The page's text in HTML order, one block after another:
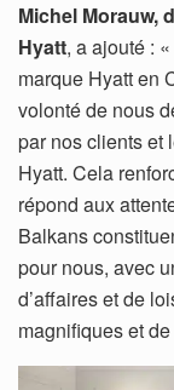
Michel Morauw,
Hyatt, a ajouté :
marque Hyatt en
volonté de nous
par nos clients et
Hyatt. Cela
répond aux
Balkans
pour nous, avec
d’affaires et de
magnifiques et